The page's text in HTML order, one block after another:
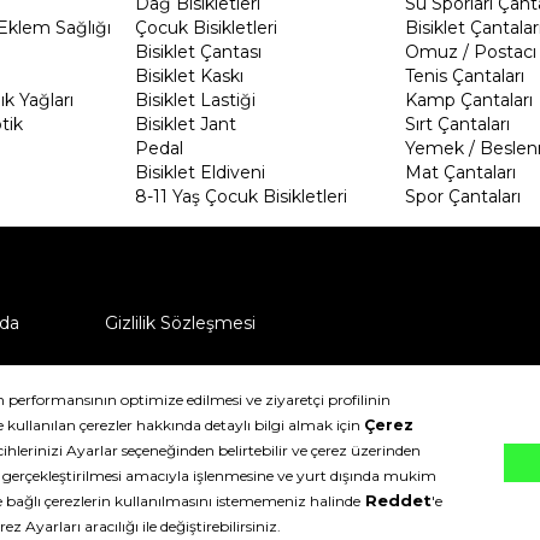
Sağlığı
Yağları
Çocuk Bisikletleri
Bisiklet Çantası
Bisiklet Kaskı
Bisiklet Lastiği
Bisiklet Jant
Pedal
Bisiklet Eldiveni
8-11 Yaş Çocuk Bisikletleri
Bisiklet
Omuz / Postacı
Tenis Çantaları
Kamp Çantaları
Sırt Çantaları
Yemek /
Mat Çantaları
Spor Çantaları
Gizlilik Sözleşmesi